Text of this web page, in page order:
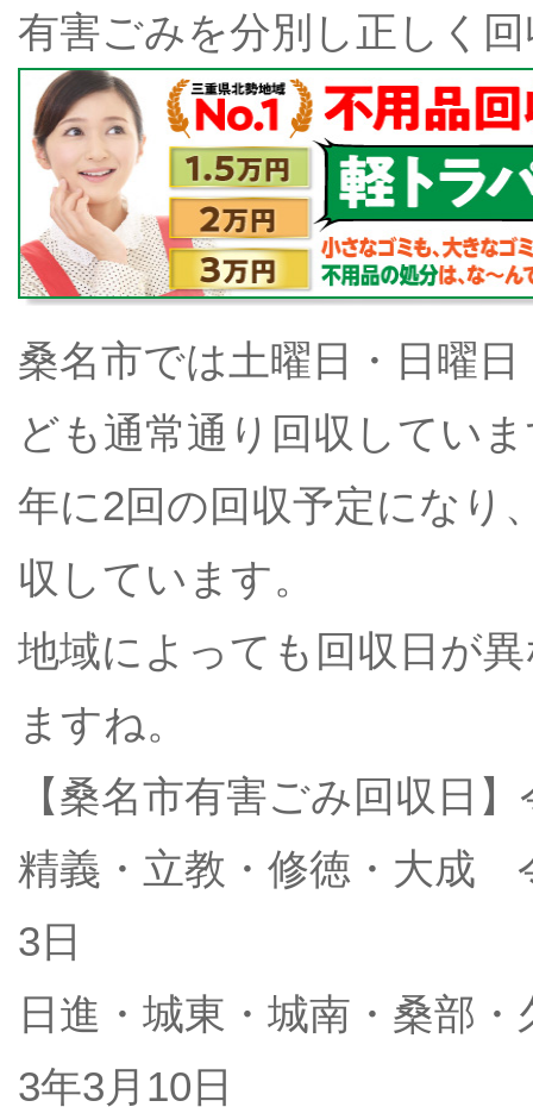
有害ごみを分別し正しく
桑名市では土曜日・日曜
ども通常通り回収してい
年に2回の回収予定になり
収しています。
地域によっても回収日が
ますね。
【桑名市有害ごみ回収日
精義・立教・修徳・大成
3日
日進・城東・城南・桑部
3年3月10日